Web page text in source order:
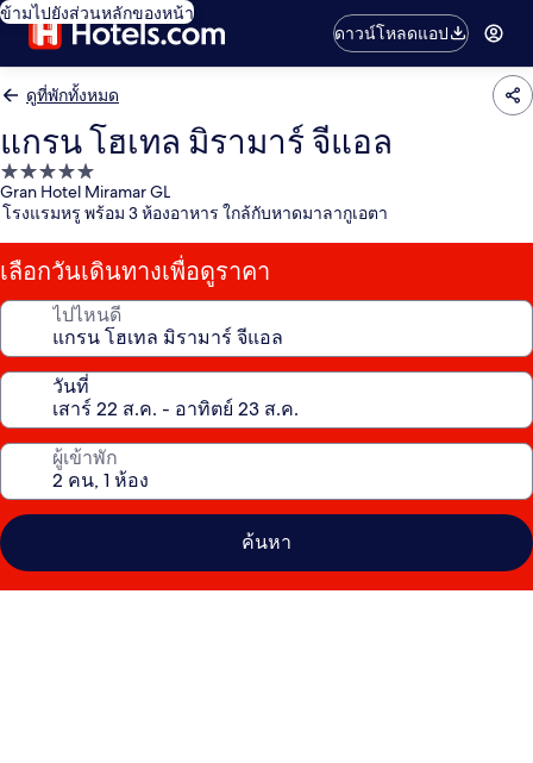
ข้ามไปยังส่วนหลักของหน้า
ดาวน์โหลดแอป
ดูที่พักทั้งหมด
แกรน โฮเทล มิรามาร์ จีแอล
ที่พัก
5.0
Gran Hotel Miramar GL
โรงแรมหรู พร้อม 3 ห้องอาหาร ใกล้กับหาดมาลากูเอตา
เลือกวันเดินทางเพื่อดูราคา
ไปไหนดี
วันที่
ผู้เข้าพัก
ค้นหา